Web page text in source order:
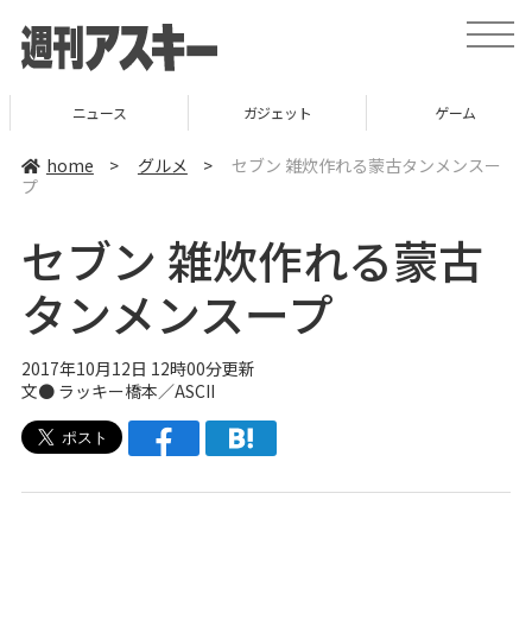
t
o
v
ニュース ガジェット ゲーム
home > グルメ >
セブン 雑炊作れる蒙古タンメンスー
プ
セブン 雑炊作れる蒙古
タンメンスープ
2017年10月12日 12時00分更新
文● ラッキー橋本／ASCII